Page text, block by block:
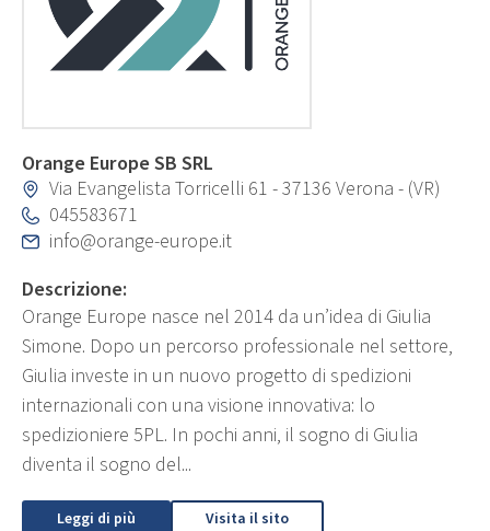
Orange Europe SB SRL
Via Evangelista Torricelli 61 - 37136 Verona - (VR)
045583671
info@orange-europe.it
Descrizione:
Orange Europe nasce nel 2014 da un’idea di Giulia
Simone. Dopo un percorso professionale nel settore,
Giulia investe in un nuovo progetto di spedizioni
internazionali con una visione innovativa: lo
spedizioniere 5PL. In pochi anni, il sogno di Giulia
diventa il sogno del...
Leggi di più Visita il sito